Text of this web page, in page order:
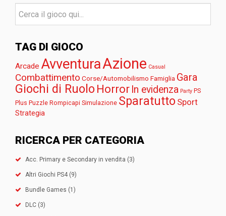
TAG DI GIOCO
Arcade AvventuraAzione Casual
Combattimento Corse/Automobilismo Famiglia Gara
Giochi di RuoloHorror In evidenza Party PS
Plus Puzzle Rompicapi Simulazione Sparatutto Sport
Strategia
RICERCA PER CATEGORIA
Acc. Primary e Secondary in vendita (3)
Altri Giochi PS4 (9)
Bundle Games (1)
DLC (3)